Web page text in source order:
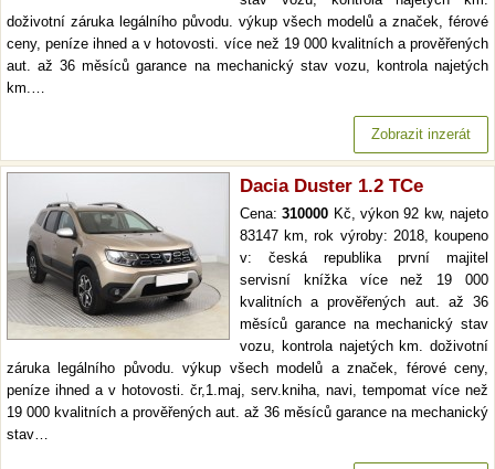
doživotní záruka legálního původu. výkup všech modelů a značek, férové
ceny, peníze ihned a v hotovosti. více než 19 000 kvalitních a prověřených
aut. až 36 měsíců garance na mechanický stav vozu, kontrola najetých
km.…
Zobrazit inzerát
Dacia Duster 1.2 TCe
Cena:310000 Kč, výkon 92 kw, najeto
83147 km, rok výroby: 2018, koupeno
v: česká republika první majitel
servisní knížka více než 19 000
kvalitních a prověřených aut. až 36
měsíců garance na mechanický stav
vozu, kontrola najetých km. doživotní
záruka legálního původu. výkup všech modelů a značek, férové ceny,
peníze ihned a v hotovosti. čr,1.maj, serv.kniha, navi, tempomat více než
19 000 kvalitních a prověřených aut. až 36 měsíců garance na mechanický
stav…